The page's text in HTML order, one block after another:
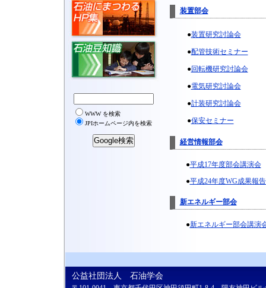
装置部会
●装置研究討論会
●配管技術セミナー
●回転機研究討論会
●電気研究討論会
●計装研究討論会
●保安セミナー
経営情報部会
●平成17年度部会講演会
●平成24年度WG成果報
新エネルギー部会
●新エネルギー部会講演